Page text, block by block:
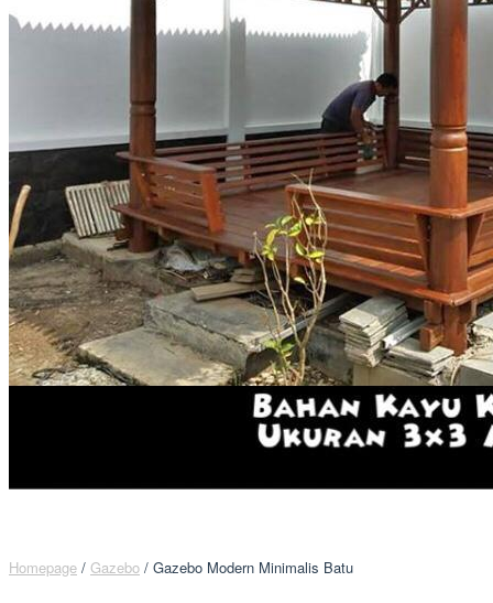
Homepage / Gazebo / Gazebo Modern Minimalis Batu